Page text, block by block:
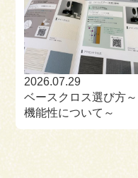
2026.07.29
ベースクロス選び方～
機能性について～